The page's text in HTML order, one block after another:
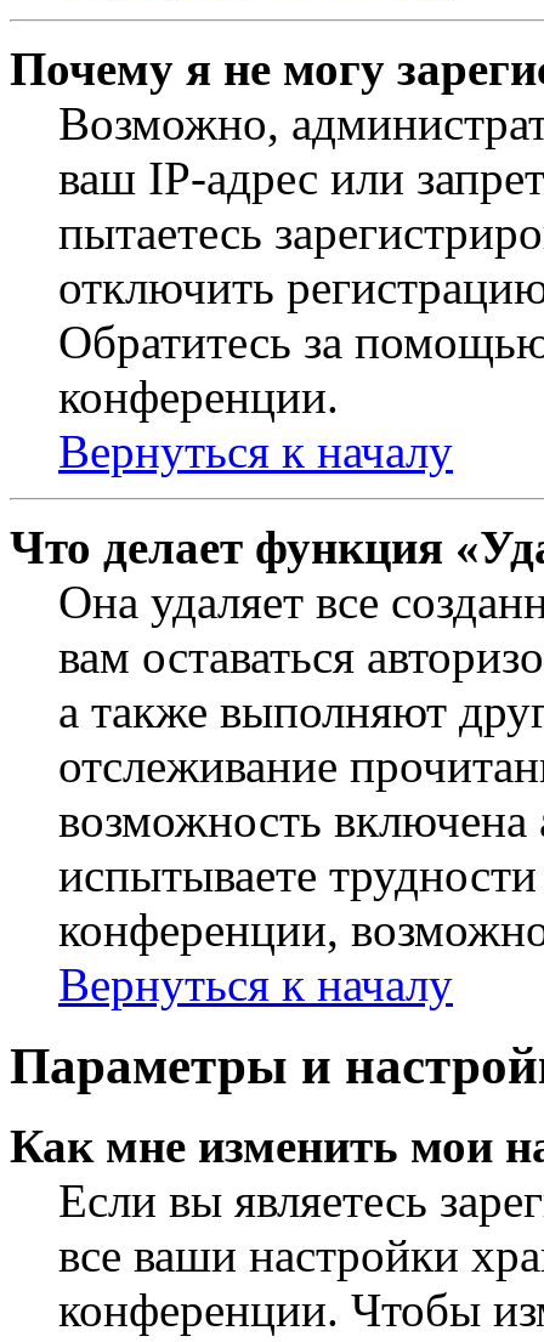
Почему я не могу
Возможно,
ваш IP-адрес или
пытаетесь
отключить
Обратитесь за
конференции.
Вернуться к началу
Что делает функция
Она удаляет все
вам оставаться
а также выполняют
отслеживание
возможность
испытываете
конференции,
Вернуться к началу
Параметры и
Как мне изменить мои
Если вы являетесь
все ваши настройки
конференции. Чтобы